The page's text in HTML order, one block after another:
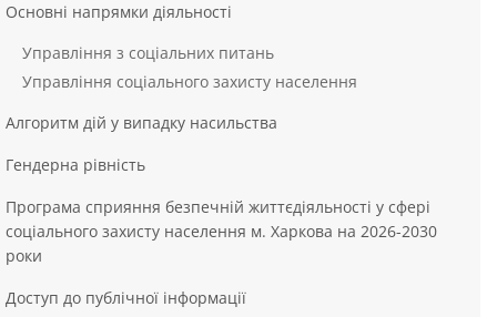
Основні напрямки діяльності
Управління з соціальних питань
Управління соціального захисту населення
Алгоритм дій у випадку насильства
Гендерна рівність
Програма сприяння безпечній життєдіяльності у сфері
соціального захисту населення м. Харкова на 2026-2030
роки
Доступ до публічної інформації